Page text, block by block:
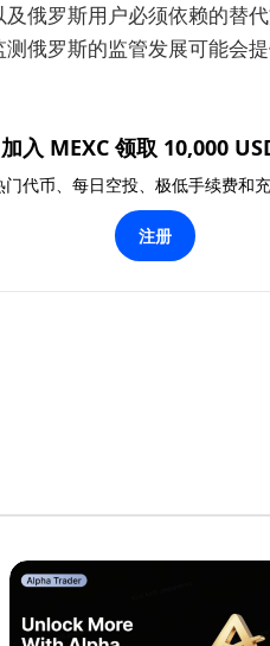
俄罗斯用户必须依赖的替
俄罗斯的监管发展可能会
加入 MEXC 领取 10,000
代币、每日空投、极低手续费和
注册